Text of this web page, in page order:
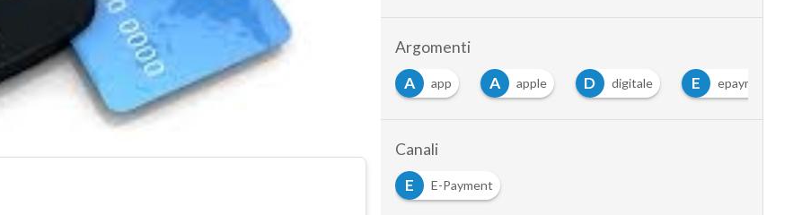
Argomenti
app apple digitale epayment
Canali
E
E-Payment